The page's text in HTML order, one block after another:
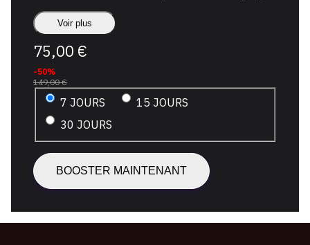
-50%
149,00 €
75,00 €
les plus vuesd'OAM
ACCUEIL
+
VERNISSAGES
+
Instagram et FB
de passionnés d'arts et de collectionneurs. En
activant votre
, vous assurez la
Voir plus
7 JOURS
15 JOURS
30 JOURS